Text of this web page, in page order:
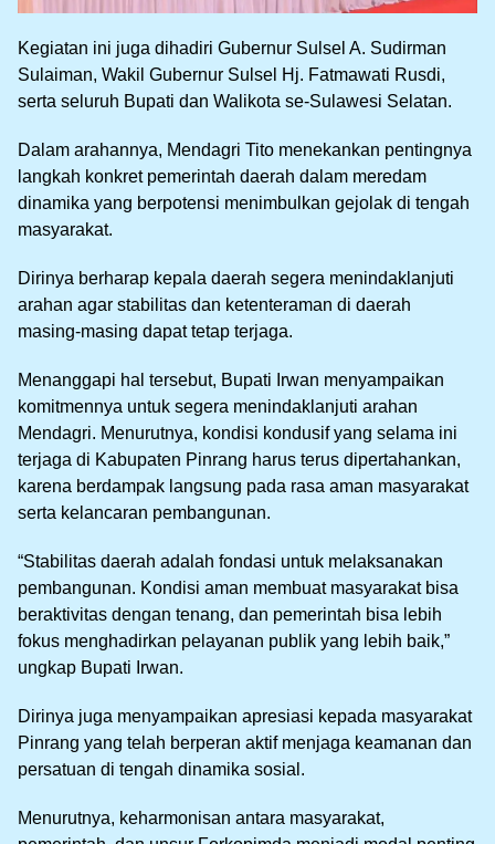
Kegiatan ini juga dihadiri Gubernur Sulsel A. Sudirman
Sulaiman, Wakil Gubernur Sulsel Hj. Fatmawati Rusdi,
serta seluruh Bupati dan Walikota se-Sulawesi Selatan.
Dalam arahannya, Mendagri Tito menekankan pentingnya
langkah konkret pemerintah daerah dalam meredam
dinamika yang berpotensi menimbulkan gejolak di tengah
masyarakat.
Dirinya berharap kepala daerah segera menindaklanjuti
arahan agar stabilitas dan ketenteraman di daerah
masing-masing dapat tetap terjaga.
Menanggapi hal tersebut, Bupati Irwan menyampaikan
komitmennya untuk segera menindaklanjuti arahan
Mendagri. Menurutnya, kondisi kondusif yang selama ini
terjaga di Kabupaten Pinrang harus terus dipertahankan,
karena berdampak langsung pada rasa aman masyarakat
serta kelancaran pembangunan.
“Stabilitas daerah adalah fondasi untuk melaksanakan
pembangunan. Kondisi aman membuat masyarakat bisa
beraktivitas dengan tenang, dan pemerintah bisa lebih
fokus menghadirkan pelayanan publik yang lebih baik,”
ungkap Bupati Irwan.
Dirinya juga menyampaikan apresiasi kepada masyarakat
Pinrang yang telah berperan aktif menjaga keamanan dan
persatuan di tengah dinamika sosial.
Menurutnya, keharmonisan antara masyarakat,